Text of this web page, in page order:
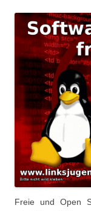
Freie und Open